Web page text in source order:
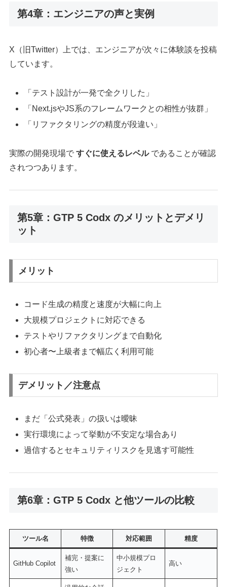
第4章：エンジニアの声と実例
X（旧Twitter）上では、エンジニアが次々に体験談を投稿
しています。
「テスト設計が一発で全クリした」
「Next.jsやJS系のフレームワークとの相性が抜群」
「リファクタリングの精度が段違い」
実際の開発現場ですぐに使えるレベルであることが確認
されつつあります。
第5章：GTP 5 Codx のメリットとデメリ
ット
メリット
コード生成の精度と速度が大幅に向上
大規模プロジェクトに対応できる
テストやリファクタリングまで自動化
初心者〜上級者まで幅広く利用可能
デメリット／注意点
まだ「公式発表」の扱いは曖昧
実行環境によって挙動が不安定な場合あり
過信するとセキュリティリスクを見逃す可能性
第6章：GTP 5 Codx と他ツールの比較
ツール名 特徴 対応範囲 精度
GitHub Copilot
補完・提案に
強い
中小規模プロ
ジェクト
高い